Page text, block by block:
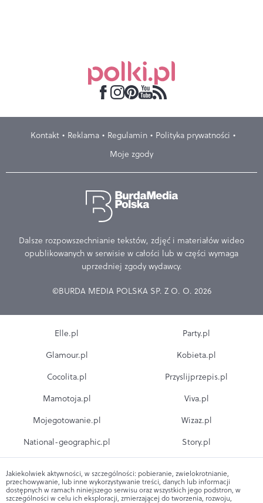
Kontakt Reklama Regulamin
Polityka prywatności
Moje zgody
Dalsze rozpowszechnianie tekstów, zdjęć i materiałów wideo
opublikowanych w serwisie w całości lub w części wymaga
uprzedniej zgody wydawcy.
©BURDA MEDIA POLSKA SP. Z O. O. 2026
Elle.pl
Glamour.pl
Cocolita.pl
Mamotoja.pl
Mojegotowanie.pl
National-geographic.pl
Party.pl
Kobieta.pl
Przyslijprzepis.pl
Viva.pl
Wizaz.pl
Story.pl
Jakiekolwiek aktywności, w szczególności: pobieranie, zwielokrotnianie,
przechowywanie, lub inne wykorzystywanie treści, danych lub informacji
dostępnych w ramach niniejszego serwisu oraz wszystkich jego podstron, w
szczególności w celu ich eksploracji, zmierzającej do tworzenia, rozwoju,